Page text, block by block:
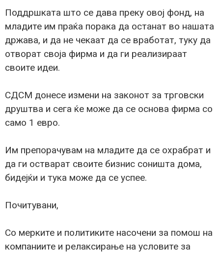
Поддршката што се дава преку овој фонд, на
младите им праќа порака да останат во нашата
држава, и да не чекаат да се вработат, туку да
отворат своја фирма и да ги реализираат
своите идеи.
СДСМ донесе измени на законот за трговски
друштва и сега ќе може да се основа фирма со
само 1 евро.
Им препорачувам на младите да се охрабрат и
да ги остварат своите бизнис соништа дома,
бидејќи и тука може да се успее.
Почитувани,
Со мерките и политиките насочени за помош на
компаниите и релаксирање на условите за